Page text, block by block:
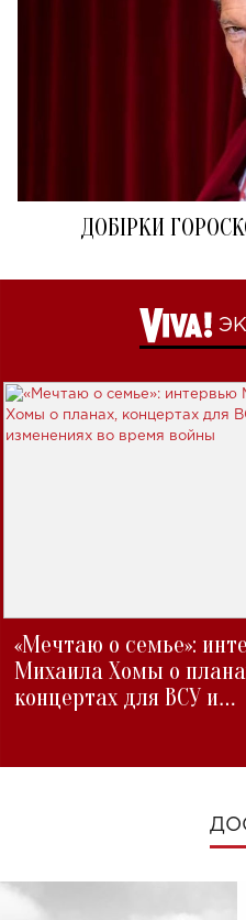
ДОБІРКИ
«Мечтаю о семье»:
Михаила Хомы о
концертах для ВСУ и